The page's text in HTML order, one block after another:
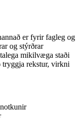
er fyrir fagleg og
og stýrðrar
mikilvæga staði
tryggja rekstur, virkni